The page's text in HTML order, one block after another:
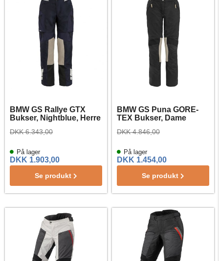
BMW GS Rallye GTX
Bukser, Nightblue, Herre
På lager
DKK 6.343,00
DKK 1.903,00
Se produkt
BMW GS Puna GORE-
TEX Bukser, Dame
På lager
DKK 4.846,00
DKK 1.454,00
Se produkt